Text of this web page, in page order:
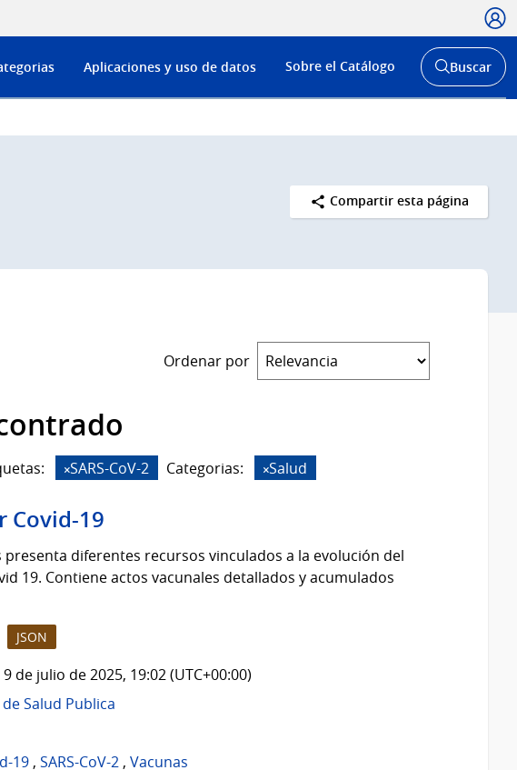
Menú
de
Aplicaciones y uso de datos Sobre el Catálogo
Abrir
buscador
Buscar
Compartir esta página
Ordenar por
SARS-CoV-2 Categorias: Salud
Covid-19
diferentes recursos vinculados a la evolución del
19. Contiene actos vacunales detallados y acumulados
JSON
9 de julio de 2025, 19:02 (UTC+00:00)
Salud Publica
19, SARS-CoV-2, Vacunas